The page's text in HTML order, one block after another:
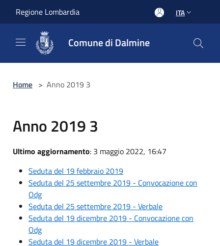
Regione Lombardia ITA
Comune di Dalmine
Home > Anno 2019 3
Anno 2019 3
Ultimo aggiornamento: 3 maggio 2022, 16:47
Seduta del 19 febbraio 2019
Seduta del 25 settembre 2019 - Convocazione con
Odg
Seduta del 25 settembre 2019 - Verbale
Seduta del 19 dicembre 2019 - Convocazione con
Odg
Seduta del 19 dicembre 2019 - Verbale